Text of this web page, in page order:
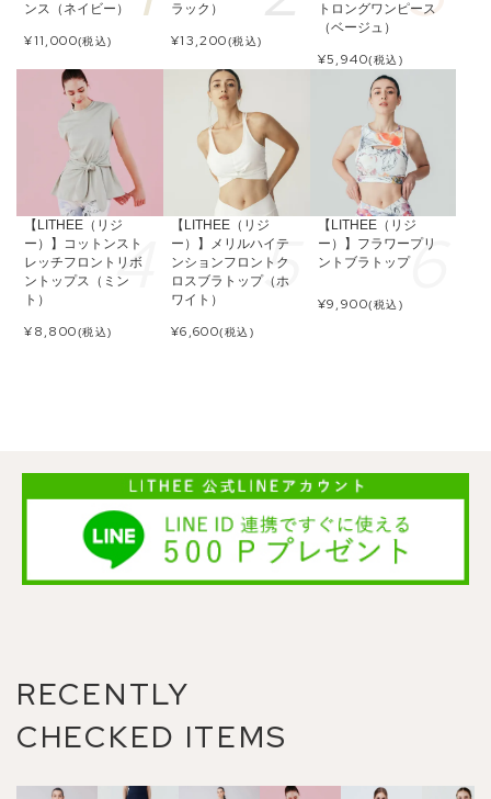
ンス（ネイビー）
¥11,000(税込)
ラック）
¥13,200(税込)
トロングワンピース
（ベージュ）
¥5,940(税込)
【LITHEE（リジ
ー）】コットンスト
レッチフロントリボ
ントップス（ミン
ト）
¥8,800(税込)
【LITHEE（リジ
ー）】メリルハイテ
ンションフロントク
ロスブラトップ（ホ
ワイト）
¥6,600(税込)
【LITHEE（リジ
ー）】フラワープリ
ントブラトップ
¥9,900(税込)
RECENTLY
CHECKED ITEMS